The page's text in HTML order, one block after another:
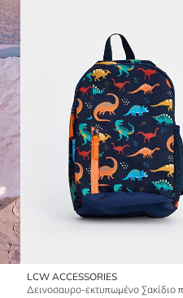
LCW ACCESSORIES